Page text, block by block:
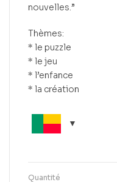
nouvelles.”
Thèmes:
* le puzzle
* le jeu
* l’enfance
* la création
Quantité